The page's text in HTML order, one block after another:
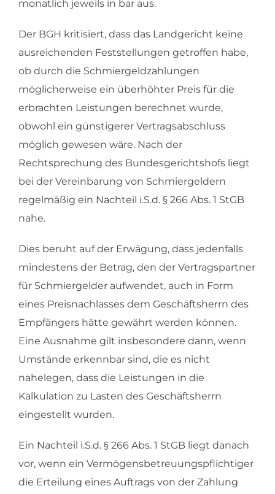
monatlich jeweils in bar aus.
Der BGH kritisiert, dass das Landgericht keine
ausreichenden Feststellungen getroffen habe,
ob durch die Schmiergeldzahlungen
möglicherweise ein überhöhter Preis für die
erbrachten Leistungen berechnet wurde,
obwohl ein günstigerer Vertragsabschluss
möglich gewesen wäre. Nach der
Rechtsprechung des Bundesgerichtshofs liegt
bei der Vereinbarung von Schmiergeldern
regelmäßig ein Nachteil i.S.d. § 266 Abs. 1 StGB
nahe.
Dies beruht auf der Erwägung, dass jedenfalls
mindestens der Betrag, den der Vertragspartner
für Schmiergelder aufwendet, auch in Form
eines Preisnachlasses dem Geschäftsherrn des
Empfängers hätte gewährt werden können.
Eine Ausnahme gilt insbesondere dann, wenn
Umstände erkennbar sind, die es nicht
nahelegen, dass die Leistungen in die
Kalkulation zu Lasten des Geschäftsherrn
eingestellt wurden.
Ein Nachteil i.S.d. § 266 Abs. 1 StGB liegt danach
vor, wenn ein Vermögensbetreuungspflichtiger
die Erteilung eines Auftrags von der Zahlung